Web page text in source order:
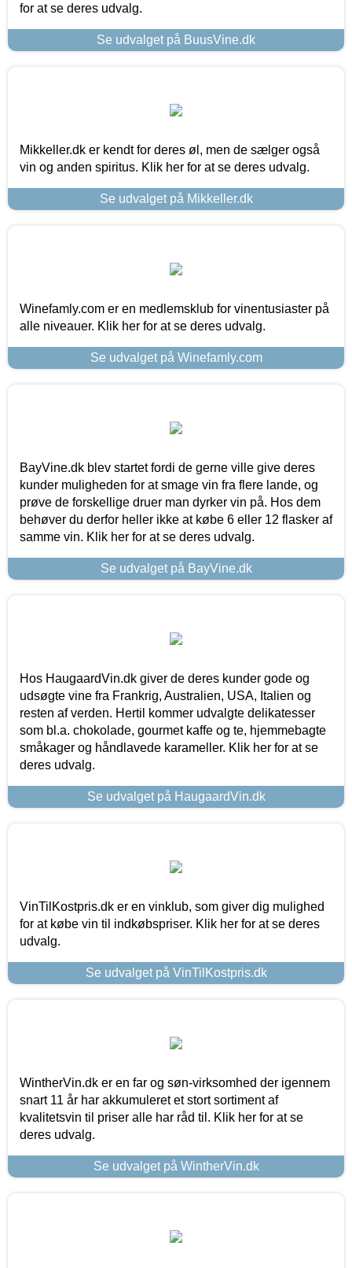
for at se deres udvalg.
Se udvalget på BuusVine.dk
Mikkeller.dk er kendt for deres øl, men de sælger også
vin og anden spiritus. Klik her for at se deres udvalg.
Se udvalget på Mikkeller.dk
Winefamly.com er en medlemsklub for vinentusiaster på
alle niveauer. Klik her for at se deres udvalg.
Se udvalget på Winefamly.com
BayVine.dk blev startet fordi de gerne ville give deres
kunder muligheden for at smage vin fra flere lande, og
prøve de forskellige druer man dyrker vin på. Hos dem
behøver du derfor heller ikke at købe 6 eller 12 flasker af
samme vin. Klik her for at se deres udvalg.
Se udvalget på BayVine.dk
Hos HaugaardVin.dk giver de deres kunder gode og
udsøgte vine fra Frankrig, Australien, USA, Italien og
resten af verden. Hertil kommer udvalgte delikatesser
som bl.a. chokolade, gourmet kaffe og te, hjemmebagte
småkager og håndlavede karameller. Klik her for at se
deres udvalg.
Se udvalget på HaugaardVin.dk
VinTilKostpris.dk er en vinklub, som giver dig mulighed
for at købe vin til indkøbspriser. Klik her for at se deres
udvalg.
Se udvalget på VinTilKostpris.dk
WintherVin.dk er en far og søn-virksomhed der igennem
snart 11 år har akkumuleret et stort sortiment af
kvalitetsvin til priser alle har råd til. Klik her for at se
deres udvalg.
Se udvalget på WintherVin.dk